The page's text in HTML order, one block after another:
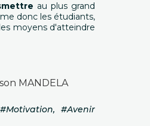
au plus grand
donc les étudiants,
moyens d'atteindre
MANDELA
#Avenir